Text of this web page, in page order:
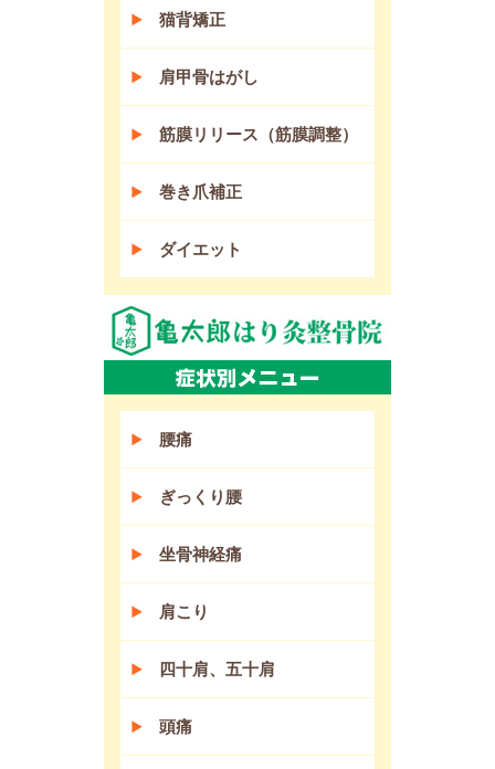
猫背矯正
肩甲骨はがし
筋膜リリース（筋膜調整）
巻き爪補正
ダイエット
腰痛
ぎっくり腰
坐骨神経痛
肩こり
四十肩、五十肩
頭痛